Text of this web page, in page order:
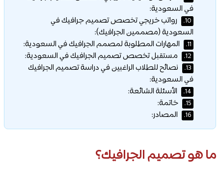
في السعودية:
10.
رواتب خريجي تخصص تصميم جرافيك في
السعودية (مصممين الجرافيك):
11. المهارات المطلوبة لمصمم الجرافيك في السعودية:
12. مستقبل تخصص تصميم الجرافيك في السعودية:
13.
نصائح للطلاب الراغبين في دراسة تصميم الجرافيك
في السعودية:
14. الأسئلة الشائعة:
15. خاتمة:
16. المصادر:
ما هو تصميم الجرافيك؟